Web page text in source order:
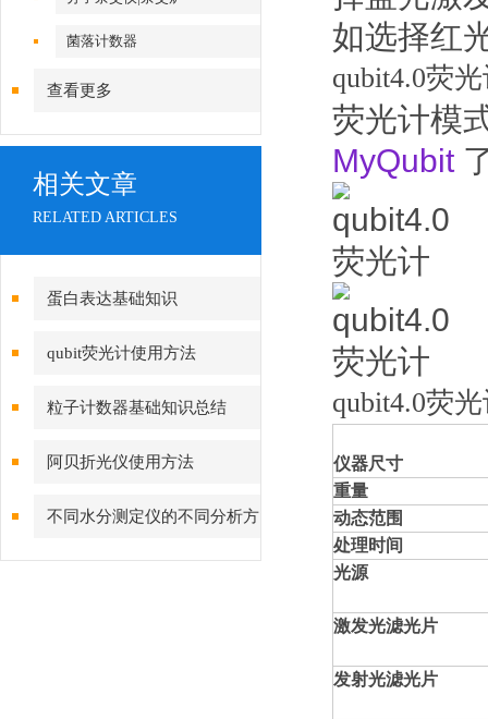
菌落计数器
查看更多
相关文章
RELATED ARTICLES
蛋白表达基础知识
qubit荧光计使用方法
粒子计数器基础知识总结
阿贝折光仪使用方法
不同水分测定仪的不同分析方
法
如选择红
qubit4.0荧
荧光计模
MyQubit
qubit4.0荧
仪器尺寸
重量
动态范围
处理时间
光源
激发光滤光片
发射光滤光片